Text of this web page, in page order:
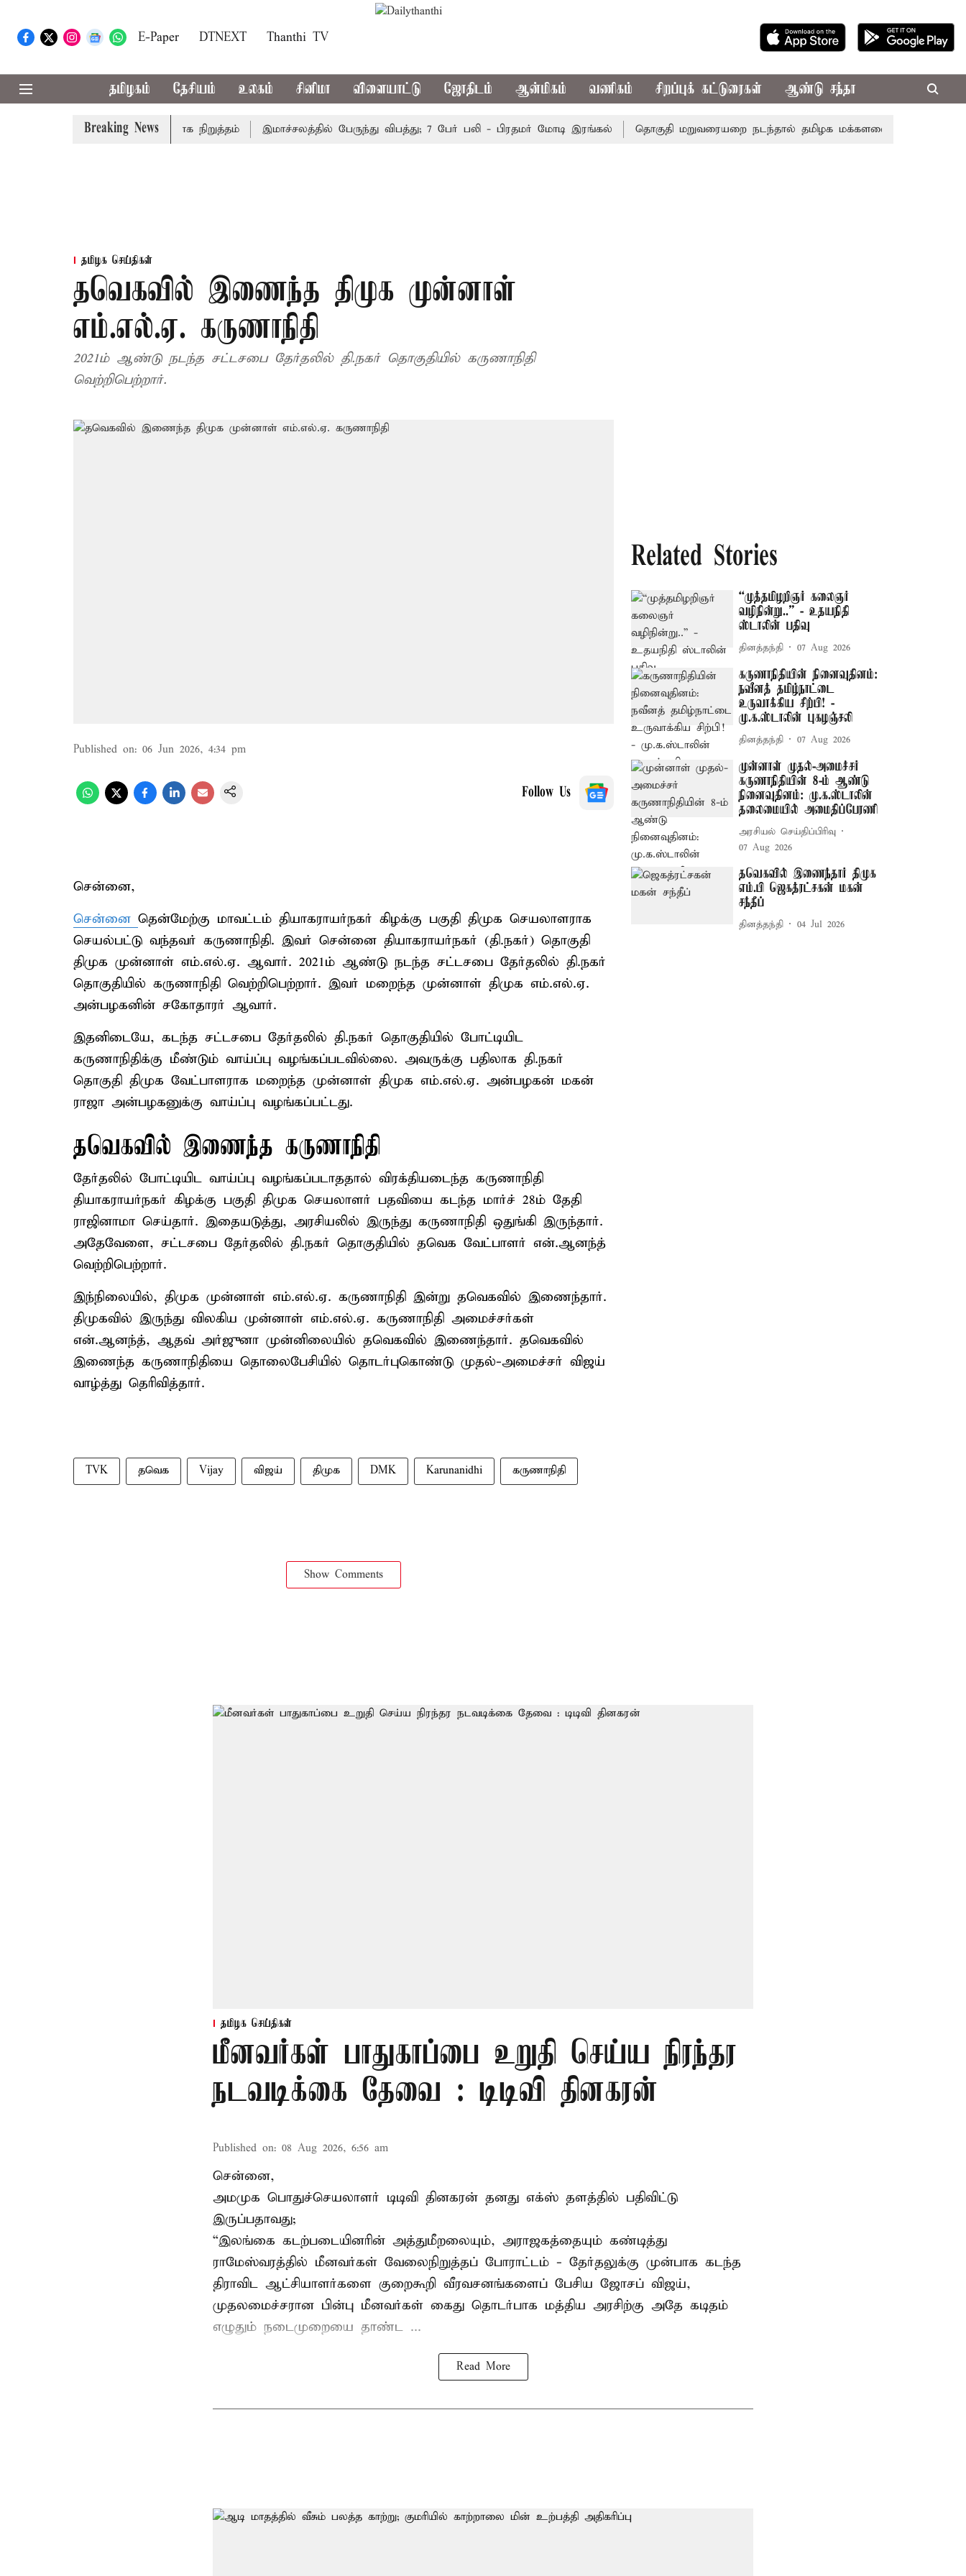
E-Paper DTNEXT Thanthi TV
தமிழகம் தேசியம் உலகம் சினிமா விளையாட்டு ஜோதிடம் ஆன்மிகம் வணிகம் சிறப்புக் கட்டுரைகள் ஆண்டு சந்தா
Breaking News
அமர்நாத் யாத்திரை தற்காலிகமாக நிறுத்தம் இமாச்சலத்தில் பேருந்து விபத்து; 7 பேர் பலி - பிரதமர் மோடி இரங்கல் தொகுதி மறுவரையறை நடந்தால் தமிழக மக்களவை தொகுதிகள் 59
தமிழக செய்திகள்
தவெகவில் இணைந்த திமுக முன்னாள்
எம்.எல்.ஏ. கருணாநிதி
2021ம் ஆண்டு நடந்த சட்டசபை தேர்தலில் தி.நகர் தொகுதியில் கருணாநிதி
வெற்றிபெற்றார்.
Published on: 06 Jun 2026, 4:34 pm
Follow Us
சென்னை,
சென்னை தென்மேற்கு மாவட்டம் தியாகராயர்நகர் கிழக்கு பகுதி திமுக செயலாளராக
செயல்பட்டு வந்தவர் கருணாநிதி. இவர் சென்னை தியாகராயர்நகர் (தி.நகர்) தொகுதி
திமுக முன்னாள் எம்.எல்.ஏ. ஆவார். 2021ம் ஆண்டு நடந்த சட்டசபை தேர்தலில் தி.நகர்
தொகுதியில் கருணாநிதி வெற்றிபெற்றார். இவர் மறைந்த முன்னாள் திமுக எம்.எல்.ஏ.
அன்பழகனின் சகோதாரர் ஆவார்.
இதனிடையே, கடந்த சட்டசபை தேர்தலில் தி.நகர் தொகுதியில் போட்டியிட
கருணாநிதிக்கு மீண்டும் வாய்ப்பு வழங்கப்படவில்லை. அவருக்கு பதிலாக தி.நகர்
தொகுதி திமுக வேட்பாளராக மறைந்த முன்னாள் திமுக எம்.எல்.ஏ. அன்பழகன் மகன்
ராஜா அன்பழகனுக்கு வாய்ப்பு வழங்கப்பட்டது.
தவெகவில் இணைந்த கருணாநிதி
தேர்தலில் போட்டியிட வாய்ப்பு வழங்கப்படாததால் விரக்தியடைந்த கருணாநிதி
தியாகராயர்நகர் கிழக்கு பகுதி திமுக செயலாளர் பதவியை கடந்த மார்ச் 28ம் தேதி
ராஜினாமா செய்தார். இதையடுத்து, அரசியலில் இருந்து கருணாநிதி ஒதுங்கி இருந்தார்.
அதேவேளை, சட்டசபை தேர்தலில் தி.நகர் தொகுதியில் தவெக வேட்பாளர் என்.ஆனந்த்
வெற்றிபெற்றார்.
இந்நிலையில், திமுக முன்னாள் எம்.எல்.ஏ. கருணாநிதி இன்று தவெகவில் இணைந்தார்.
திமுகவில் இருந்து விலகிய முன்னாள் எம்.எல்.ஏ. கருணாநிதி அமைச்சர்கள்
என்.ஆனந்த், ஆதவ் அர்ஜுனா முன்னிலையில் தவெகவில் இணைந்தார். தவெகவில்
இணைந்த கருணாநிதியை தொலைபேசியில் தொடர்புகொண்டு முதல்-அமைச்சர் விஜய்
வாழ்த்து தெரிவித்தார்.
TVK தவெக Vijay விஜய் திமுக DMK Karunanidhi கருணாநிதி
Show Comments
Related Stories
“முத்தமிழறிஞர் கலைஞர்
வழிநின்று..” - உதயநிதி
ஸ்டாலின் பதிவு
தினத்தந்தி 07 Aug 2026
கருணாநிதியின் நினைவுதினம்:
நவீனத் தமிழ்நாட்டை
உருவாக்கிய சிற்பி! -
மு.க.ஸ்டாலின் புகழஞ்சலி
தினத்தந்தி 07 Aug 2026
முன்னாள் முதல்-அமைச்சர்
கருணாநிதியின் 8-ம் ஆண்டு
நினைவுதினம்: மு.க.ஸ்டாலின்
தலைமையில் அமைதிப்பேரணி
அரசியல் செய்திப்பிரிவு
07 Aug 2026
தவெகவில் இணைந்தார் திமுக
எம்.பி ஜெகத்ரட்சகன் மகன்
சந்தீப்
தினத்தந்தி 04 Jul 2026
தமிழக செய்திகள்
மீனவர்கள் பாதுகாப்பை உறுதி செய்ய நிரந்தர
நடவடிக்கை தேவை : டிடிவி தினகரன்
Published on: 08 Aug 2026, 6:56 am
சென்னை,
அமமுக பொதுச்செயலாளர் டிடிவி தினகரன் தனது எக்ஸ் தளத்தில் பதிவிட்டு
இருப்பதாவது;
“இலங்கை கடற்படையினரின் அத்துமீறலையும், அராஜகத்தையும் கண்டித்து
ராமேஸ்வரத்தில் மீனவர்கள் வேலைநிறுத்தப் போராட்டம் - தேர்தலுக்கு முன்பாக கடந்த
திராவிட ஆட்சியாளர்களை குறைகூறி வீரவசனங்களைப் பேசிய ஜோசப் விஜய்,
முதலமைச்சரான பின்பு மீனவர்கள் கைது தொடர்பாக மத்திய அரசிற்கு அதே கடிதம்
எழுதும் நடைமுறையை தாண்ட ...
Read More